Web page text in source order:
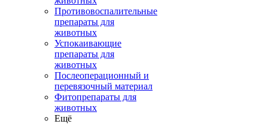
Противовоспалительные
препараты для
животных
Успокаивающие
препараты для
животных
Послеоперационный и
перевязочный материал
Фитопрепараты для
животных
Ещё